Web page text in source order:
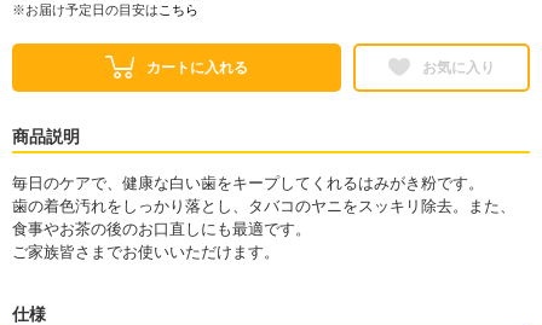
※お届け予定日の目安は こちら
カートに入れる お気に入り
商品説明
毎日のケアで、健康な白い歯をキープしてくれるはみがき粉です。
歯の着色汚れをしっかり落とし、タバコのヤニをスッキリ除去。また、
食事やお茶の後のお口直しにも最適です。
ご家族皆さまでお使いいただけます。
仕様